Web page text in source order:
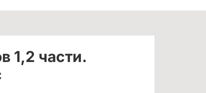
1,2 части.